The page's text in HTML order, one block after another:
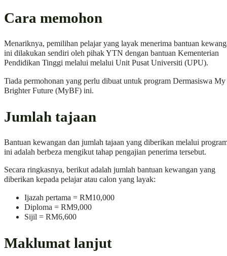
Cara memohon
Menariknya, pemilihan pelajar yang layak menerima bantuan
ini dilakukan sendiri oleh pihak YTN dengan bantuan Kementerian
Pendidikan Tinggi melalui melalui Unit Pusat Universiti (UPU).
Tiada permohonan yang perlu dibuat untuk program Dermasiswa My
Brighter Future (MyBF) ini.
Jumlah tajaan
Bantuan kewangan dan jumlah tajaan yang diberikan melalui
ini adalah berbeza mengikut tahap pengajian penerima tersebut.
Secara ringkasnya, berikut adalah jumlah bantuan kewangan yang
diberikan kepada pelajar atau calon yang layak:
Ijazah pertama = RM10,000
Diploma = RM9,000
Sijil = RM6,600
Maklumat lanjut